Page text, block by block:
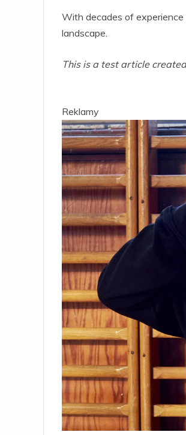
With decades of experience
landscape.
This is a test article
Reklamy